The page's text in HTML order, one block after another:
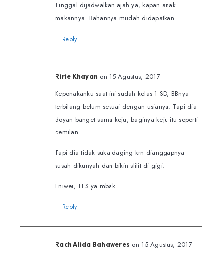
Tinggal dijadwalkan ajah ya, kapan anak
makannya. Bahannya mudah didapatkan
Reply
Ririe Khayan on 15 Agustus, 2017
Keponakanku saat ini sudah kelas 1 SD, BBnya
terbilang belum sesuai dengan usianya. Tapi dia
doyan banget sama keju, baginya keju itu seperti
cemilan.
Tapi dia tidak suka daging krn dianggapnya
susah dikunyah dan bikin slilit di gigi.
Eniwei, TFS ya mbak.
Reply
Rach Alida Bahaweres on 15 Agustus, 2017